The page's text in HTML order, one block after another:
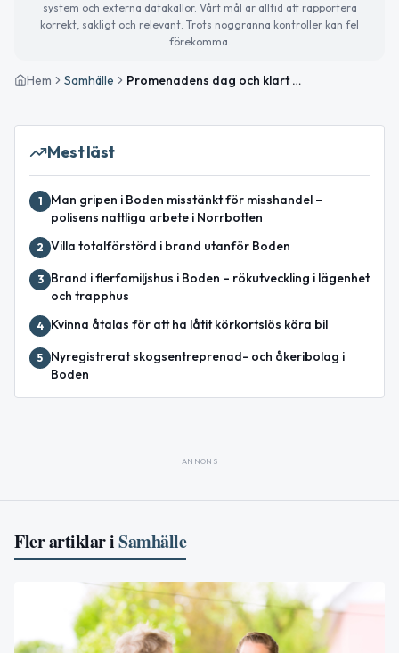
system och externa datakällor. Vårt mål är alltid att rapportera
korrekt, sakligt och relevant. Trots noggranna kontroller kan fel
förekomma.
Hem Samhälle Promenadens dag och klart väder – passa på att röra på dig i Boden
Mest läst
1
Man gripen i Boden misstänkt för misshandel –
polisens nattliga arbete i Norrbotten
2 Villa totalförstörd i brand utanför Boden
3
Brand i flerfamiljshus i Boden – rökutveckling i lägenhet
och trapphus
4 Kvinna åtalas för att ha låtit körkortslös köra bil
5
Nyregistrerat skogsentreprenad- och åkeribolag i
Boden
ANNONS
Fler artiklar iSamhälle